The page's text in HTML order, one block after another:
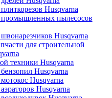
Husqvarna
промышленных пылесосов
Husqvarna
для строительной
техники Husqvarna
Husqvarna
Husqvarna
Husqvarna